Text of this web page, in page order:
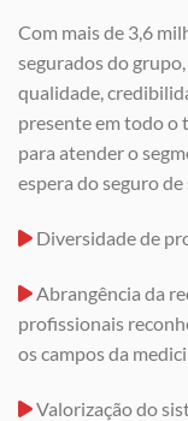
Com mais de 3,6
segurados do
qualidade,
presente em todo
para atender o
espera do seguro
Diversidade de
Abrangência da
profissionais
os campos da
Valorização do